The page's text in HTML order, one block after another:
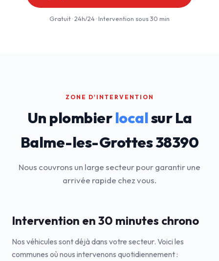
Gratuit · 24h/24 · Intervention sous 30 min
ZONE D'INTERVENTION
Un plombierlocalsur La
Balme-les-Grottes 38390
Nous couvrons un large secteur pour garantir une
arrivée rapide chez vous.
Intervention en 30 minutes chrono
Nos véhicules sont déjà dans votre secteur. Voici les
communes où nous intervenons quotidiennement :